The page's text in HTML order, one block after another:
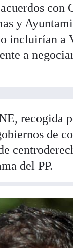
con
y
incluirían a
a
recogida
de
del PP.